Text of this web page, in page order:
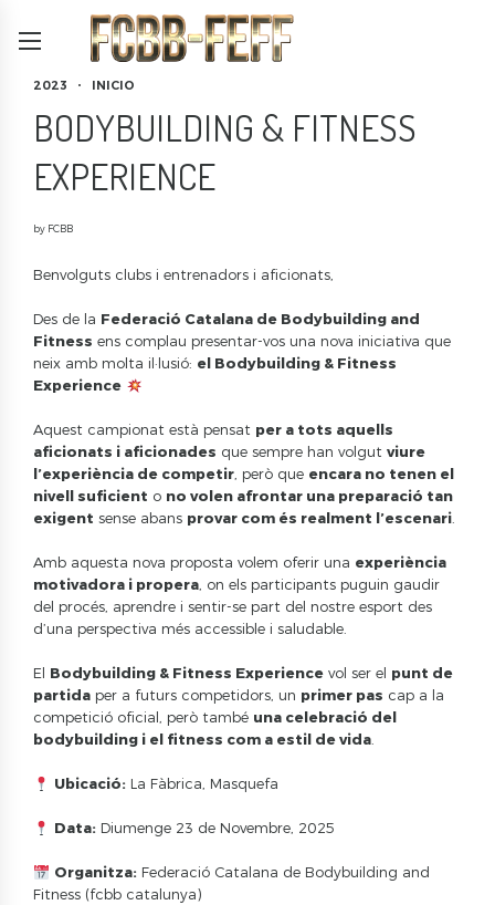
2023 INICIO
BODYBUILDING & FITNESS
EXPERIENCE
by FCBB
Benvolguts clubs i entrenadors i aficionats,
Des de la Federació Catalana de Bodybuilding and
Fitness ens complau presentar-vos una nova iniciativa que
neix amb molta il·lusió: el Bodybuilding & Fitness
Experience
Aquest campionat està pensat per a tots aquells
aficionats i aficionades que sempre han volgut viure
l’experiència de competir, però que encara no tenen el
nivell suficient o no volen afrontar una preparació tan
exigent sense abans provar com és realment l’escenari.
Amb aquesta nova proposta volem oferir una experiència
motivadora i propera, on els participants puguin gaudir
del procés, aprendre i sentir-se part del nostre esport des
d’una perspectiva més accessible i saludable.
El Bodybuilding & Fitness Experience vol ser el punt de
partida per a futurs competidors, un primer pas cap a la
competició oficial, però també una celebració del
bodybuilding i el fitness com a estil de vida.
Ubicació:La Fàbrica, Masquefa
Data:Diumenge 23 de Novembre, 2025
Organitza:Federació Catalana de Bodybuilding and
Fitness (fcbb catalunya)